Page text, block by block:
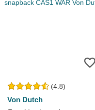
(4.8)
Von Dutch